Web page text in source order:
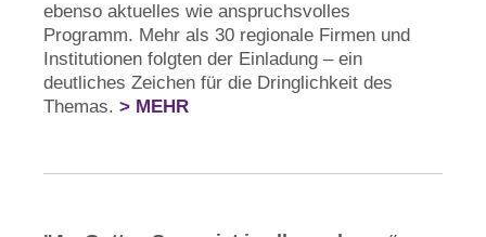
ebenso aktuelles wie anspruchsvolles
Programm. Mehr als 30 regionale Firmen und
Institutionen folgten der Einladung – ein
deutliches Zeichen für die Dringlichkeit des
Themas. > MEHR